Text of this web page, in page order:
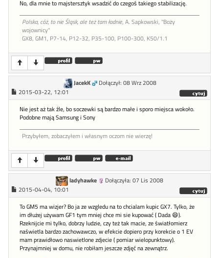
No, dla mnie to majstersztyk wsadzić do czegoś takiego stabilizację.
Polska, cóż, to nie Śląsk, ale też tam ładnie, A. Sapkowski, "Boży
wojownicy"
GX8, GM1, P7-14, P12-32, P35-100, P100-300, K50/1.1
JacekK
Dołączył: 08 Wrz 2008
2015-03-22, 12:01
Nie jest aż tak źle, bo soczewki są bardzo małe i sporo miejsca wokoło.
Podobne mają Samsung i Sony
Przybyłem, zobaczyłem i własnym oczom nie wierzę!
ladyhawke
Dołączyła: 07 Lis 2008
2015-04-04, 10:01
To GM5 ma wizjer? Bo ja ze wzgledu na to chcialam kupic GX7. Tylko, że
im dłużej używam GF1 tym mniej chce mi sie kupować ( Dada 😄).
Rzeknijcie mi tylko, dobrzy ludzie, czy też tak macie, ze światłomierz
naświetla bardzo zachowawczo, w efekcie dopiero przy korekcie o 1 EV
mam prawidłowo naswietlone zdjecie ( pomiar wielopunktowy).
Przynajmniej w domu, nie robiłam jeszcze zdjęć na zewnątrz.